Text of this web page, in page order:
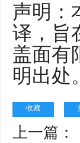
声明：
译，旨
盖面有
明出处。
收藏
上一篇：